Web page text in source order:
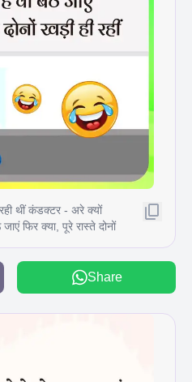
थीं कंडक्टर - अरे क्यों
फिर क्या, पूरे रास्ते दोनों
Share